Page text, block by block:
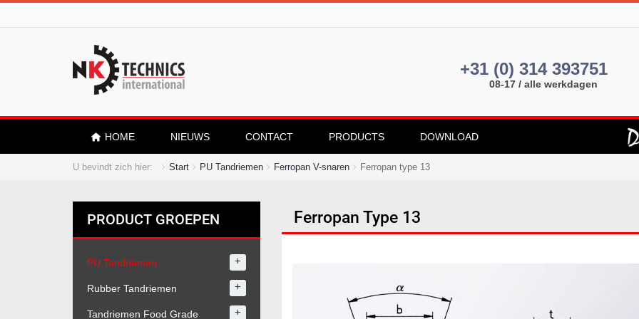
+31 (0) 314 393751
08-17 / alle werkdagen
HOME NIEUWS CONTACT PRODUCTS DOWNLOAD
U bevindt zich hier: Start PU Tandriemen Ferropan V-snaren Ferropan type 13
Ferropan Type 13
PRODUCT GROEPEN
PU Tandriemen +
Rubber Tandriemen +
Tandriemen Food Grade +